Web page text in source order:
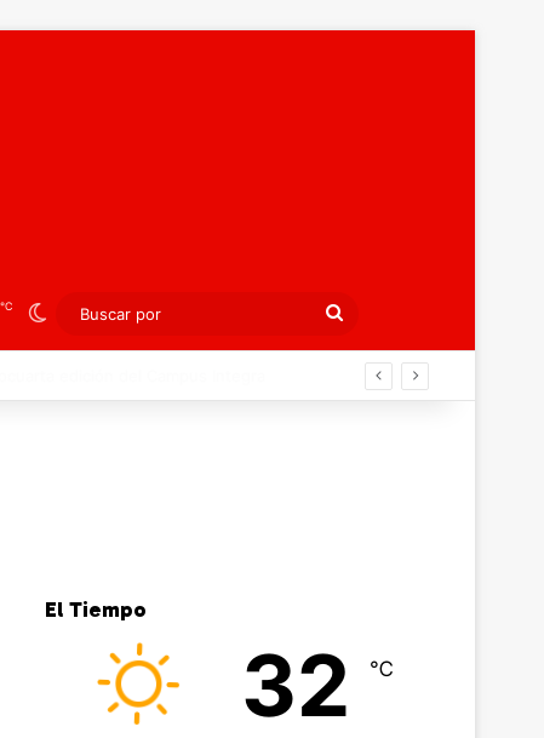
℃ Switch skin
por
El Tiempo
32 ℃